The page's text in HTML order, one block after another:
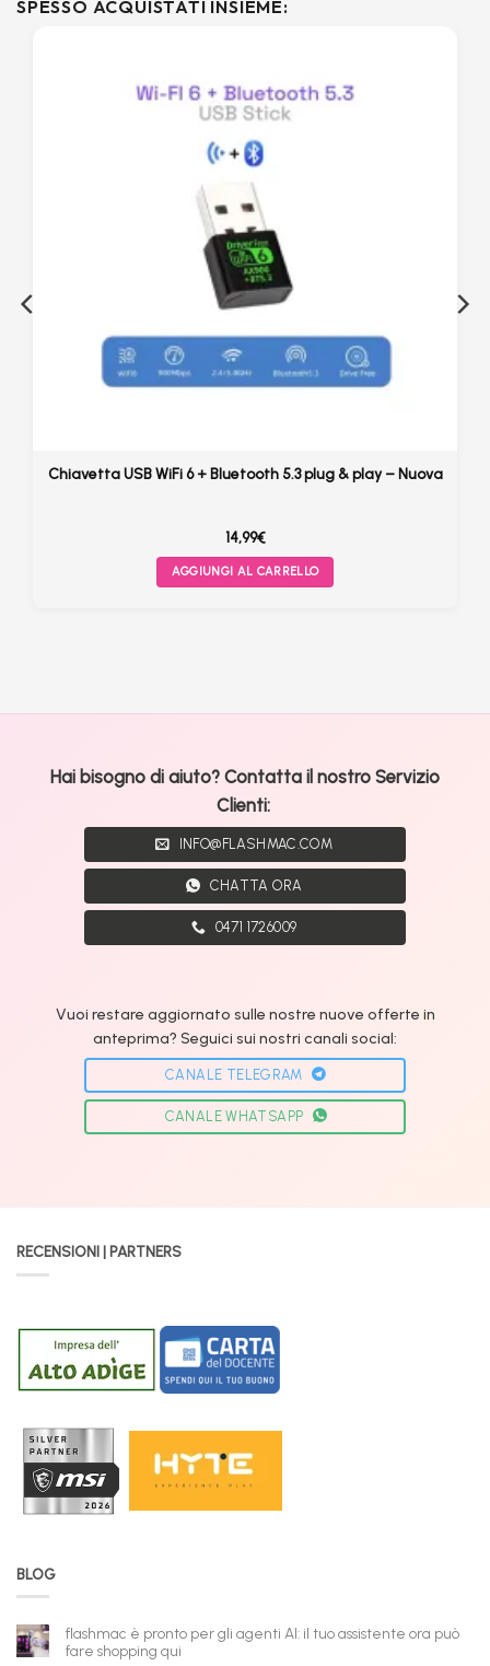
SPESSO ACQUISTATI INSIEME:
Chiavetta USB WiFi 6 + Bluetooth 5.3 plug & play – Nuova
14,99€
AGGIUNGI AL CARRELLO
Hai bisogno di aiuto? Contatta il nostro Servizio
Clienti:
INFO@FLASHMAC.COM
CHATTA ORA
0471 1726009
Vuoi restare aggiornato sulle nostre nuove offerte in
anteprima? Seguici sui nostri canali social:
CANALE TELEGRAM
CANALE WHATSAPP
RECENSIONI | PARTNERS
BLOG
flashmac è pronto per gli agenti AI: il tuo assistente ora può
fare shopping qui